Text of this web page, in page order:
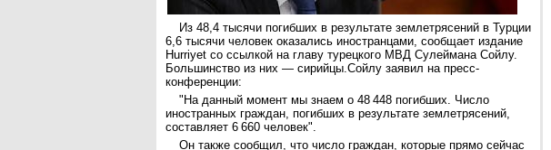
Из 48,4 тысячи погибших в результате землетрясений в Турции
6,6 тысячи человек оказались иностранцами, сообщает издание
Hurriyet со ссылкой на главу турецкого МВД Сулеймана Сойлу.
Большинство из них — сирийцы.Сойлу заявил на пресс-
конференции:
"На данный момент мы знаем о 48 448 погибших. Число
иностранных граждан, погибших в результате землетрясений,
составляет 6 660 человек".
Он также сообщил, что число граждан, которые прямо сейчас